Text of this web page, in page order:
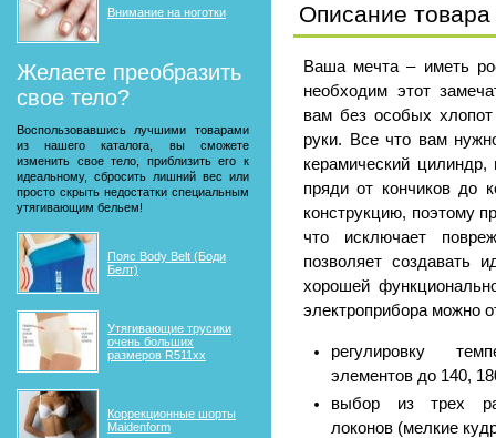
Внимание на ноготки
Желаете преобразить
свое тело?
Воспользовавшись лучшими товарами
из нашего каталога, вы сможете
изменить свое тело, приблизить его к
идеальному, сбросить лишний вес или
просто скрыть недостатки специальным
утягивающим бельем!
Пояс Body Belt (Боди
Белт)
Утягивающие трусики
очень больших
размеров R511xx
Коррекционные шорты
Maidenform
Описание товара
Ваша мечта – иметь
необходим этот
вам без особых
руки. Все что вам
керамический
пряди от кончиков до
конструкцию, поэтому
что исключает
позволяет создавать
хорошей
электроприбора можно
регулировку
элементов до 140,
выбор из трех
локонов (мелкие